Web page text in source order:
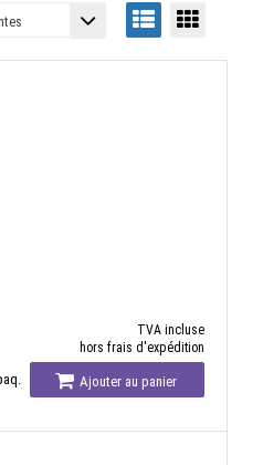
TVA incluse
hors frais d'expédition
Ajouter au panier